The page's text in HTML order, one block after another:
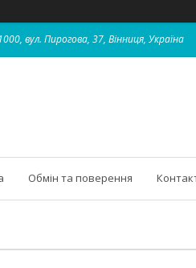
вул. Пирогова, 37, Вінниця, Україна
Обмін та поверення